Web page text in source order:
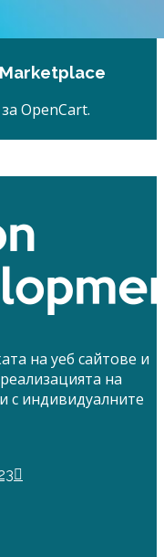
OpenCart.
на уеб сайтове и
на
с индивидуалните